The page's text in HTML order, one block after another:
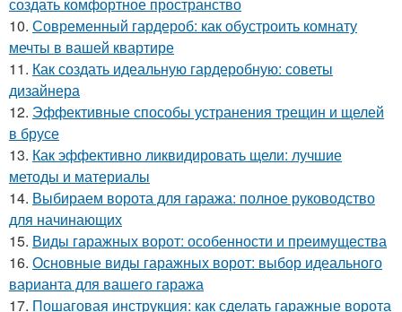
создать комфортное пространство
10. Современный гардероб: как обустроить комнату
мечты в вашей квартире
11. Как создать идеальную гардеробную: советы
дизайнера
12. Эффективные способы устранения трещин и щелей
в брусе
13. Как эффективно ликвидировать щели: лучшие
методы и материалы
14. Выбираем ворота для гаража: полное руководство
для начинающих
15. Виды гаражных ворот: особенности и преимущества
16. Основные виды гаражных ворот: выбор идеального
варианта для вашего гаража
17. Пошаговая инструкция: как сделать гаражные ворота